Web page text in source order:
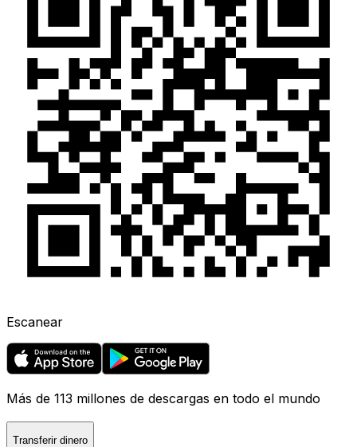
Escanear
Más de 113 millones de descargas en todo el mundo
Transferir dinero